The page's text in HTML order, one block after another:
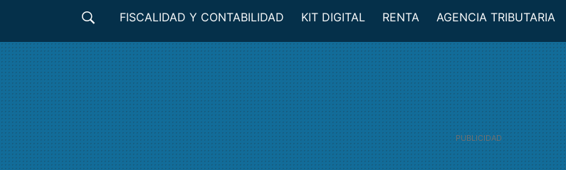
FISCALIDAD Y CONTABILIDAD KIT DIGITAL RENTA AGENCIA TRIBUTARIA